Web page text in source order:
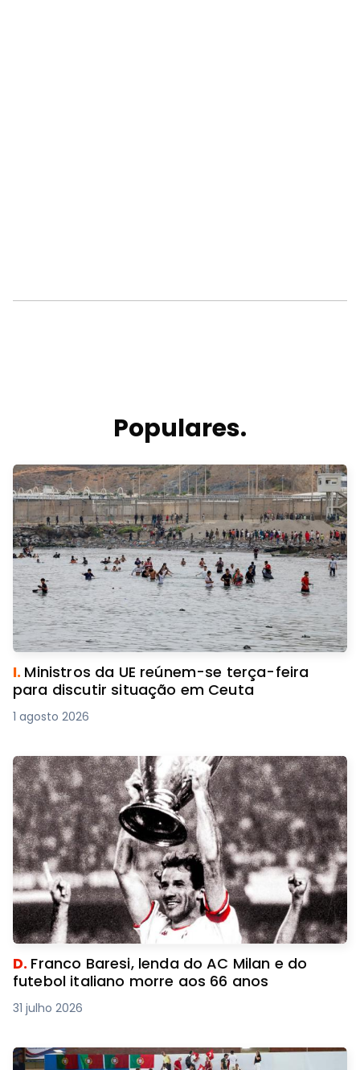
Populares.
I. Ministros da UE reúnem-se terça-feira
para discutir situação em Ceuta
1 agosto 2026
D. Franco Baresi, lenda do AC Milan e do
futebol italiano morre aos 66 anos
31 julho 2026